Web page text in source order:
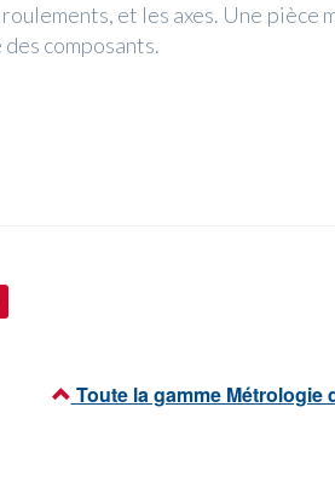
et les axes. Une
composants.
Toute la gamme Métrologie